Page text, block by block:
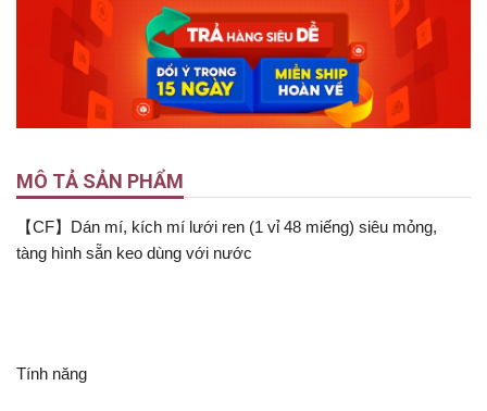
MÔ TẢ SẢN PHẨM
【CF】Dán mí, kích mí lưới ren (1 vỉ 48 miếng) siêu mỏng,
tàng hình sẵn keo dùng với nước
Tính năng